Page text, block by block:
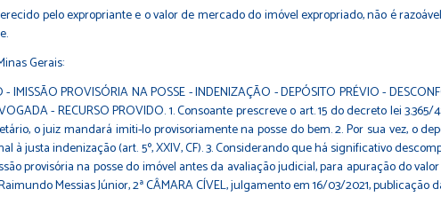
pelo expropriante e o valor de mercado do imóvel expropriado, não é
Gerais:
IMISSÃO PROVISÓRIA NA POSSE - INDENIZAÇÃO - DEPÓSITO PRÉVIO -
- RECURSO PROVIDO. 1. Consoante prescreve o art. 15 do decreto lei
o juiz mandará imiti-lo provisoriamente na posse do bem. 2. Por sua vez, o
justa indenização (art. 5º, XXIV, CF). 3. Considerando que há significativo
provisória na posse do imóvel antes da avaliação judicial, para apuração do
Messias Júnior, 2ª CÂMARA CÍVEL, julgamento em 16/03/2021,